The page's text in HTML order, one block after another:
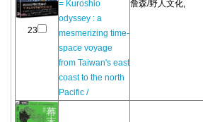
23
= Kuroshio
odyssey : a
mesmerizing time-
space voyage
from Taiwan's east
coast to the north
Pacific /
詹森/野人文化,